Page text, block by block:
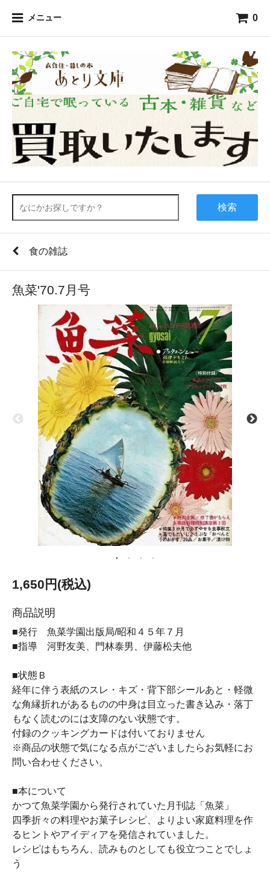
メニュー 0
検索
食の雑誌
魚菜'70.7月号
1,650円(税込)
商品説明
■発行 魚菜学園出版局/昭和４５年７月
■指導 河野友美、門林泰男、伊藤松夫他
■状態Ｂ
経年に伴う表紙のスレ・キズ・背下部シールあと・軽微
な角縁折れがあるものの中身は目立った書き込み・落丁
もなく読むのには支障のない状態です。
付録のクッキングカードは付いておりません
※商品の状態で気になる点がございましたらお気軽にお
問い合わせください。
■本について
かつて魚菜学園から発行されていた月刊誌「魚菜」
四季折々の料理やお菓子レシピ、よりよい家庭料理を作
るヒントやアイディアを発信されていました。
レシピはもちろん、読みものとしても役立つことでしょ
う